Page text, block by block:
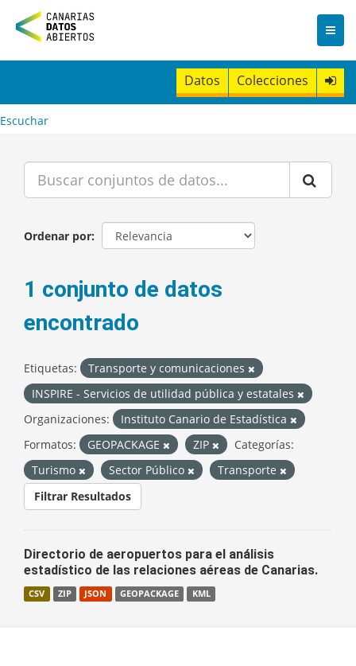
n
t
Datos Colecciones
Escuchar
Ordenar por
1 conjunto de datos
encontrado
Etiquetas:
Transporte y comunicaciones
INSPIRE - Servicios de utilidad pública y estatales
Organizaciones:
Instituto Canario de Estadística
Formatos:
GEOPACKAGE ZIP
Categorías:
Turismo
Sector Público
Transporte
Filtrar Resultados
Directorio de aeropuertos para el análisis
estadístico de las relaciones aéreas de Canarias.
CSV ZIP JSON GEOPACKAGE KML